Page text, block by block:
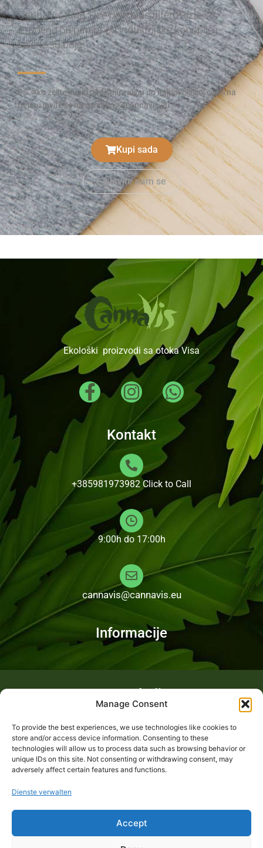
Manage Consent
To provide the best experiences, we use technologies like cookies to
store and/or access device information. Consenting to these
technologies will allow us to process data such as browsing behavior or
unique IDs on this site. Not consenting or withdrawing consent, may
adversely affect certain features and functions.
Dienste verwalten
Accept
CannaVis King Size rizle plus filteri. Rizle su
izrađene od papira od industrijske konoplje i
zelene su boje.
PS. Ako želite kupiti godišnju zalihu po najpovoljnijoj cijeni na
tržištu javite se na cannavis@cannavis.eu
Kupi sada
Javite nam se
Ekološki proizvodi sa otoka Visa
Kontakt
+385981973982 Click to Call
9:00h do 17:00h
cannavis@cannavis.eu
Informacije
Fotogalerija